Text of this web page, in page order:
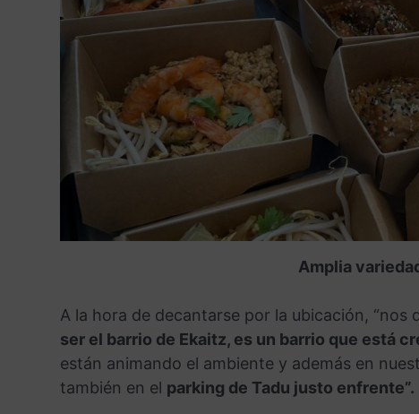
Amplia
A la hora de decantarse por la ubicación, “nos
ser el barrio de Ekaitz, es un barrio que está
están animando el ambiente y además en
también en el parking de Tadu justo enfrente”.